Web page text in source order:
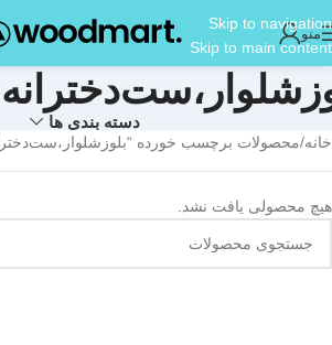
Skip to navigation
Skip to main content
منو
دسته بندی ها
خانه محصولات برچسب خورده
هیچ محصولی یافت نشد.